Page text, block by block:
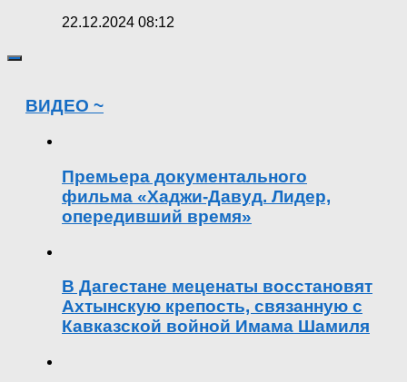
22.12.2024 08:12
ВИДЕО ~
Премьера документального
фильма «Хаджи-Давуд. Лидер,
опередивший время»
В Дагестане меценаты восстановят
Ахтынскую крепость, связанную с
Кавказской войной Имама Шамиля